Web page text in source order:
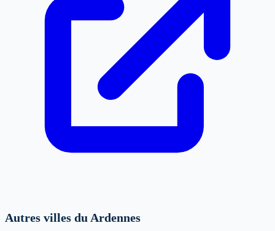
Autres villes du Ardennes